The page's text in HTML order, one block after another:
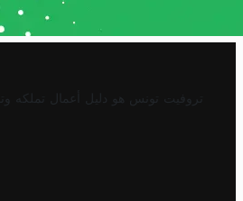
تروفيت تونس هو دليل أعمال تملكه